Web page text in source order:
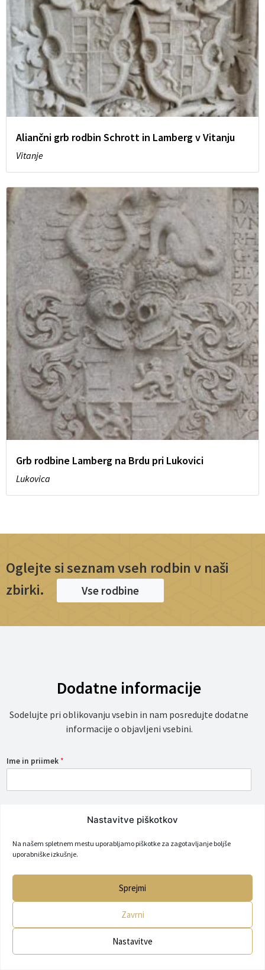
Nastavitve piškotkov
Na našem spletnem mestu uporabljamo piškotke za zagotavljanje boljše
uporabniške izkušnje.
Sprejmi
Zavrni
Nastavitve
Aliančni grb rodbin Schrott in Lamberg v Vitanju
Vitanje
Grb rodbine Lamberg na Brdu pri Lukovici
Lukovica
Oglejte si seznam vseh rodbin v naši
zbirki.
Vse rodbine
Dodatne informacije
Sodelujte pri oblikovanju vsebin in nam posredujte dodatne
informacije o objavljeni vsebini.
Ime in priimek *
Sporočilo*